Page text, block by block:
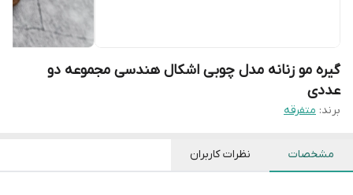
گیره مو زنانه مدل چوبی اشکال هندسی مجموعه دو
عددی
برند: متفرقه
مشخصات نظرات کاربران